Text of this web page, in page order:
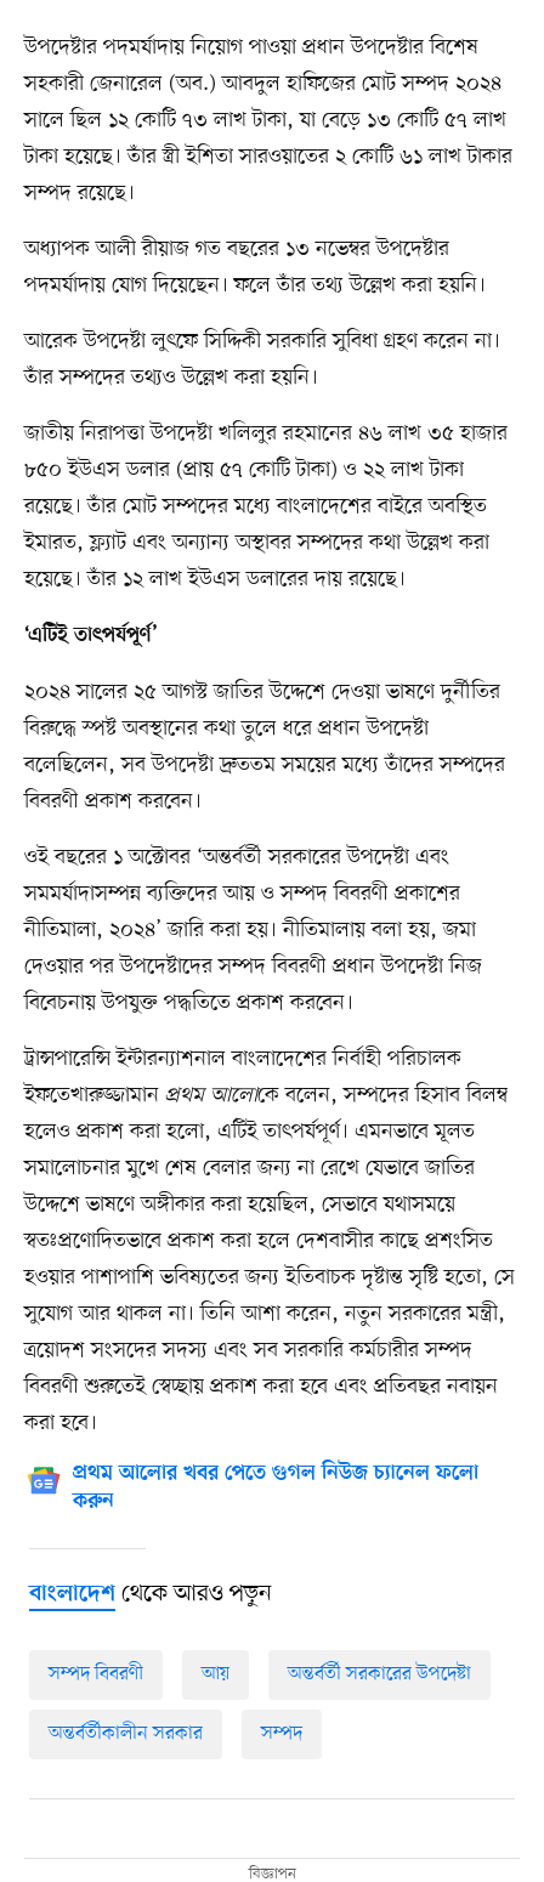
উপদেষ্টার পদমর্যাদায় নিয়োগ পাওয়া প্রধান উপদেষ্টার বিশেষ
সহকারী জেনারেল (অব.) আবদুল হাফিজের মোট সম্পদ ২০২৪
সালে ছিল ১২ কোটি ৭৩ লাখ টাকা, যা বেড়ে ১৩ কোটি ৫৭ লাখ
টাকা হয়েছে। তাঁর স্ত্রী ইশিতা সারওয়াতের ২ কোটি ৬১ লাখ টাকার
সম্পদ রয়েছে।
অধ্যাপক আলী রীয়াজ গত বছরের ১৩ নভেম্বর উপদেষ্টার
পদমর্যাদায় যোগ দিয়েছেন। ফলে তাঁর তথ্য উল্লেখ করা হয়নি।
আরেক উপদেষ্টা লুৎফে সিদ্দিকী সরকারি সুবিধা গ্রহণ করেন না।
তাঁর সম্পদের তথ্যও উল্লেখ করা হয়নি।
জাতীয় নিরাপত্তা উপদেষ্টা খলিলুর রহমানের ৪৬ লাখ ৩৫ হাজার
৮৫০ ইউএস ডলার (প্রায় ৫৭ কোটি টাকা) ও ২২ লাখ টাকা
রয়েছে। তাঁর মোট সম্পদের মধ্যে বাংলাদেশের বাইরে অবস্থিত
ইমারত, ফ্ল্যাট এবং অন্যান্য অস্থাবর সম্পদের কথা উল্লেখ করা
হয়েছে। তাঁর ১২ লাখ ইউএস ডলারের দায় রয়েছে।
‘এটিই তাৎপর্যপূর্ণ’
২০২৪ সালের ২৫ আগস্ট জাতির উদ্দেশে দেওয়া ভাষণে দুর্নীতির
বিরুদ্ধে স্পষ্ট অবস্থানের কথা তুলে ধরে প্রধান উপদেষ্টা
বলেছিলেন, সব উপদেষ্টা দ্রুততম সময়ের মধ্যে তাঁদের সম্পদের
বিবরণী প্রকাশ করবেন।
ওই বছরের ১ অক্টোবর ‘অন্তর্বর্তী সরকারের উপদেষ্টা এবং
সমমর্যাদাসম্পন্ন ব্যক্তিদের আয় ও সম্পদ বিবরণী প্রকাশের
নীতিমালা, ২০২৪’ জারি করা হয়। নীতিমালায় বলা হয়, জমা
দেওয়ার পর উপদেষ্টাদের সম্পদ বিবরণী প্রধান উপদেষ্টা নিজ
বিবেচনায় উপযুক্ত পদ্ধতিতে প্রকাশ করবেন।
ট্রান্সপারেন্সি ইন্টারন্যাশনাল বাংলাদেশের নির্বাহী পরিচালক
ইফতেখারুজ্জামান প্রথম আলোকে বলেন, সম্পদের হিসাব বিলম্ব
হলেও প্রকাশ করা হলো, এটিই তাৎপর্যপূর্ণ। এমনভাবে মূলত
সমালোচনার মুখে শেষ বেলার জন্য না রেখে যেভাবে জাতির
উদ্দেশে ভাষণে অঙ্গীকার করা হয়েছিল, সেভাবে যথাসময়ে
স্বতঃপ্রণোদিতভাবে প্রকাশ করা হলে দেশবাসীর কাছে প্রশংসিত
হওয়ার পাশাপাশি ভবিষ্যতের জন্য ইতিবাচক দৃষ্টান্ত সৃষ্টি হতো, সে
সুযোগ আর থাকল না। তিনি আশা করেন, নতুন সরকারের মন্ত্রী,
ত্রয়োদশ সংসদের সদস্য এবং সব সরকারি কর্মচারীর সম্পদ
বিবরণী শুরুতেই স্বেচ্ছায় প্রকাশ করা হবে এবং প্রতিবছর নবায়ন
করা হবে।
প্রথম আলোর খবর পেতে গুগল নিউজ চ্যানেল ফলো
করুন
বাংলাদেশথেকে আরও পড়ুন
সম্পদ বিবরণী আয় অন্তর্বর্তী সরকারের উপদেষ্টা
অন্তর্বর্তীকালীন সরকার সম্পদ